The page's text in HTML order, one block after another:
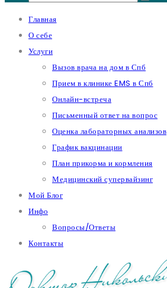
Главная
О себе
Услуги
Вызов врача на дом в Спб
Прием в клинике EMS в Спб
Онлайн-встреча
Письменный ответ на вопрос
Оценка лабораторных анализов
График вакцинации
План прикорма и кормления
Медицинский супервайзинг
Мой Блог
Инфо
Вопросы/Ответы
Контакты